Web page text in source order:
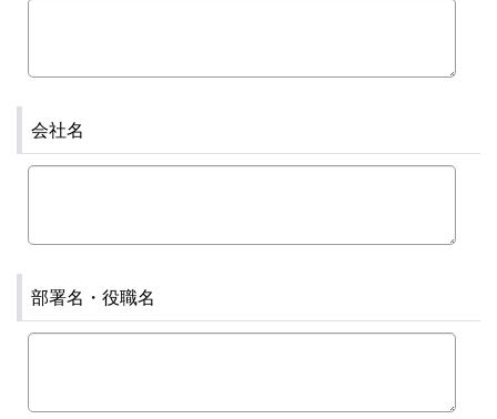
会社名
部署名・役職名